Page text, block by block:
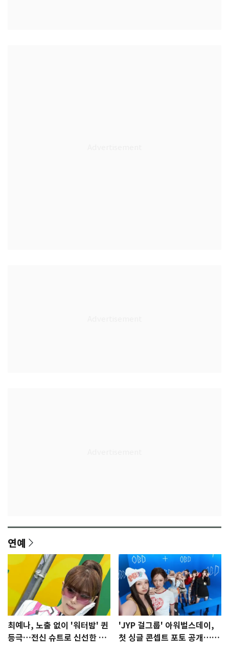
연예
최예나, 노출 없이 '워터밤' 퀸
등극…전신 슈트로 신선한 충
'JYP 걸그룹' 아워벌스데이,
첫 싱글 콘셉트 포토 공개…청